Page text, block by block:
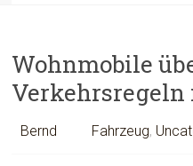
Wohnmobile
Verkehrsregeln
Bernd Fahrzeug,